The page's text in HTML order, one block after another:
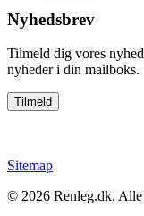
Nyhedsbrev
Tilmeld dig vores
nyheder i din mailboks.
Sitemap
© 2026 Renleg.dk. Alle